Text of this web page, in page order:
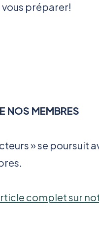
préparer!
NOS MEMBRES
» se poursuit
complet sur